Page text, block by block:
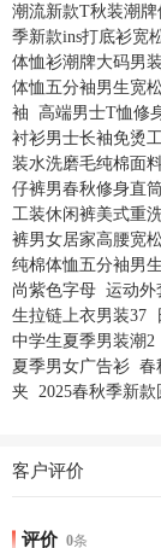
潮流新款T秋装潮牌
季新款ins打底衫宽
体恤衫潮牌大码男
体恤五分袖男生宽
袖 高端男士T恤修
衬衫男士长袖免烫
装水洗磨毛纯棉面
仔裤男春秋修身直
工装休闲裤美式重
裤男女居家高腰宽
纯棉体恤五分袖男
尚紫色字母 运动外
生拉链上衣男装37
中学生夏季男装潮2
夏季男女广告衫 春
夹
2025春秋季新
客户评价
评价 0条